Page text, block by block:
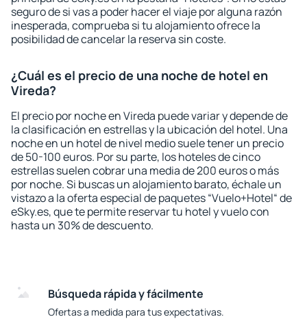
seguro de si vas a poder hacer el viaje por alguna razón
inesperada, comprueba si tu alojamiento ofrece la
posibilidad de cancelar la reserva sin coste.
¿Cuál es el precio de una noche de hotel en
Vireda?
El precio por noche en Vireda puede variar y depende de
la clasificación en estrellas y la ubicación del hotel. Una
noche en un hotel de nivel medio suele tener un precio
de 50-100 euros. Por su parte, los hoteles de cinco
estrellas suelen cobrar una media de 200 euros o más
por noche. Si buscas un alojamiento barato, échale un
vistazo a la oferta especial de paquetes “Vuelo+Hotel“ de
eSky.es, que te permite reservar tu hotel y vuelo con
hasta un 30% de descuento.
Búsqueda rápida y fácilmente
Ofertas a medida para tus expectativas.